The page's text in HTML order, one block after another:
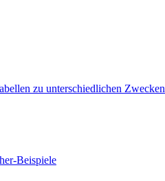
zu unterschiedlichen Zwecken
Beispiele